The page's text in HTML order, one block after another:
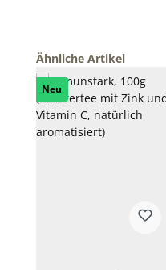
Produktgalerie
Ähnliche Artikel
Neu